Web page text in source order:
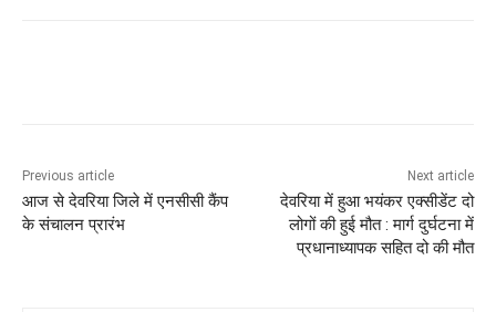
Previous article
आज से देवरिया जिले में एनसीसी कैंप
के संचालन प्रारंभ
Next article
देवरिया में हुआ भयंकर एक्सीडेंट दो
लोगों की हुई मौत : मार्ग दुर्घटना में
प्रधानाध्यापक सहित दो की मौत